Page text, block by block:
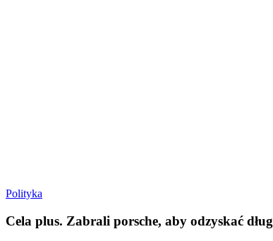
Polityka
Cela plus. Zabrali porsche, aby odzyskać dług